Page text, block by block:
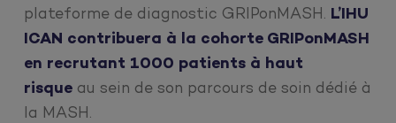
plateforme de diagnostic GRIPonMASH. L’IHU
ICAN contribuera à la cohorte GRIPonMASH
en recrutant 1000 patients à haut
risque au sein de son parcours de soin dédié à
la MASH.